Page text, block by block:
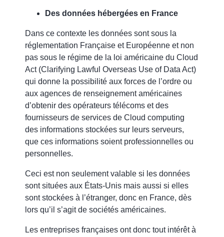
Des données hébergées en France
Dans ce contexte les données sont sous la
réglementation Française et Européenne et non
pas sous le régime de la loi américaine du Cloud
Act (Clarifying Lawful Overseas Use of Data Act)
qui donne la possibilité aux forces de l’ordre ou
aux agences de renseignement américaines
d’obtenir des opérateurs télécoms et des
fournisseurs de services de Cloud computing
des informations stockées sur leurs serveurs,
que ces informations soient professionnelles ou
personnelles.
Ceci est non seulement valable si les données
sont situées aux États-Unis mais aussi si elles
sont stockées à l’étranger, donc en France, dès
lors qu’il s’agit de sociétés américaines.
Les entreprises françaises ont donc tout intérêt à